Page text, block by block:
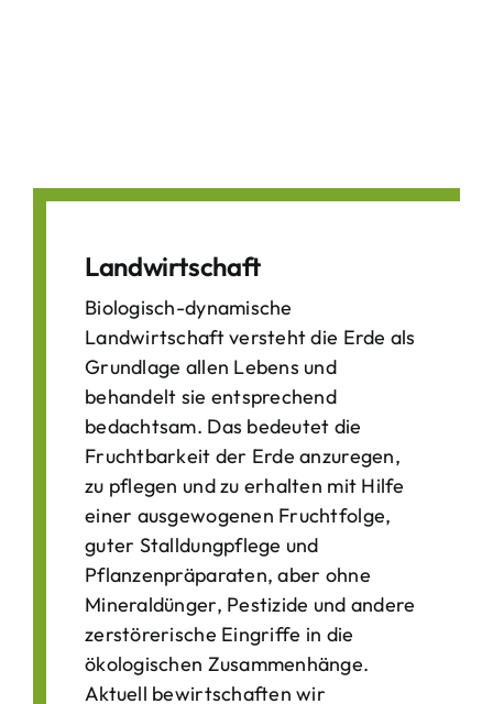
Landwirtschaft
Biologisch-dynamische
Landwirtschaft versteht die Erde als
Grundlage allen Lebens und
behandelt sie entsprechend
bedachtsam. Das bedeutet die
Fruchtbarkeit der Erde anzuregen,
zu pflegen und zu erhalten mit Hilfe
einer ausgewogenen Fruchtfolge,
guter Stalldungpflege und
Pflanzenpräparaten, aber ohne
Mineraldünger, Pestizide und andere
zerstörerische Eingriffe in die
ökologischen Zusammenhänge.
Aktuell bewirtschaften wir